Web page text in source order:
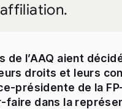
l’AAQ aient
droits et leurs
présidente de la
faire dans la